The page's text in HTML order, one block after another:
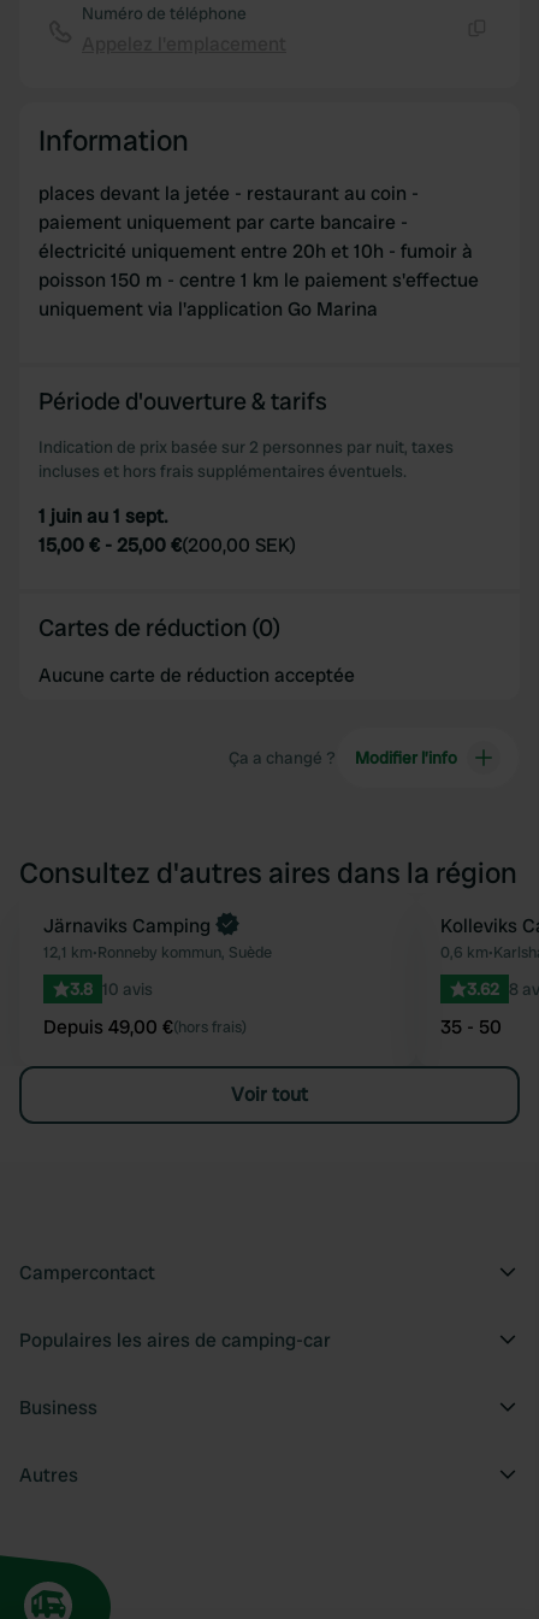
Numéro de téléphone
Information
places devant la jetée - restaurant au coin -
paiement uniquement par carte bancaire -
électricité uniquement entre 20h et 10h - fumoir à
poisson 150 m - centre 1 km le paiement s'effectue
uniquement via l'application Go Marina
Période d'ouverture & tarifs
Indication de prix basée sur 2 personnes par nuit, taxes
incluses et hors frais supplémentaires éventuels.
1 juin au 1 sept.
15,00 € - 25,00 €(200,00 SEK)
Cartes de réduction (0)
Aucune carte de réduction acceptée
Ça a changé ? Modifier l’info
Consultez d'autres aires dans la région
Préféré
Reserve maintenant
Järnaviks Camping
12,1 km•Ronneby kommun, Suède
3.8 10 avis
Depuis 49,00 €(hors frais)
Kolleviks
0,6 km•
3.62 8
35 - 50
Voir tout
Campercontact
Populaires les aires de camping-car
Business
Autres